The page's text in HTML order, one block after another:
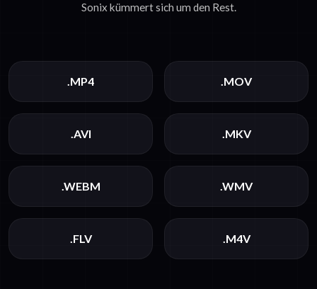
Sonix kümmert sich um den Rest.
.MP4 .MOV
.AVI .MKV
.WEBM .WMV
.FLV .M4V